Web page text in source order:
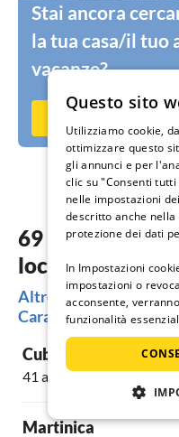
Stai ancora
la tua casa/il tuo
vacanze?
69 alloggi da
località Caraibi
Altre regioni molto
Caraibi
Cuba
41 alloggi
Martinica
Questo sito
Utilizziamo cookie,
ottimizzare questo
gli annunci e per
clic su "Consenti
nelle impostazioni
descritto anche
protezione dei dati
In Impostazioni
impostazioni o
acconsente,
funzionalità